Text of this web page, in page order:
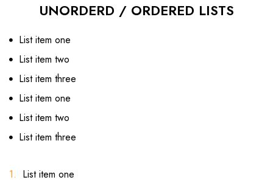
UNORDERD / ORDERED LISTS
List item one
List item two
List item three
List item one
List item two
List item three
List item one